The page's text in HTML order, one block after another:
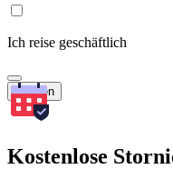
Ich reise geschäftlich
Suchen
Kostenlose